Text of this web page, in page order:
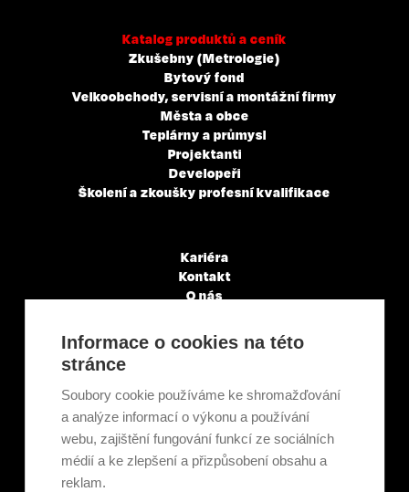
Katalog produktů a ceník
Zkušebny (Metrologie)
Bytový fond
Velkoobchody, servisní a montážní firmy
Města a obce
Teplárny a průmysl
Projektanti
Developeři
Školení a zkoušky profesní kvalifikace
Kariéra
Kontakt
O nás
Články a novinky
GDPR & Cookies
Ekologická recyklace
Projekty EU
Intranet - Přihlášení
Přihlášení
Informace o cookies na této
stránce
Soubory cookie používáme ke shromažďování
a analýze informací o výkonu a používání
webu, zajištění fungování funkcí ze sociálních
médií a ke zlepšení a přizpůsobení obsahu a
reklam.